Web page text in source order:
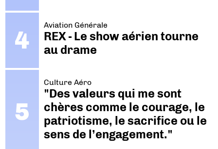
Aviation Générale
REX - Le show aérien tourne
au drame
Culture Aéro
"Des valeurs qui me sont
chères comme le courage, le
patriotisme, le sacrifice ou le
sens de l’engagement."